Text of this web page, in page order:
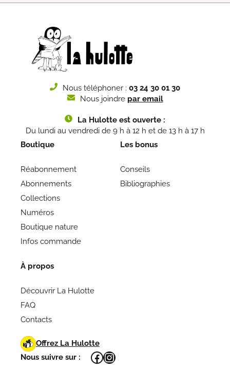
Nous téléphoner : 03 24 30 01 30
Nous joindre par email
La Hulotte est ouverte :
Du lundi au vendredi de 9 h à 12 h et de 13 h à 17 h
Boutique
Réabonnement
Abonnements
Collections
Numéros
Boutique nature
Infos commande
Les bonus
Conseils
Bibliographies
À propos
Découvrir La Hulotte
FAQ
Contacts
Offrez La Hulotte
Nous suivre sur :
Facebook
Instagram